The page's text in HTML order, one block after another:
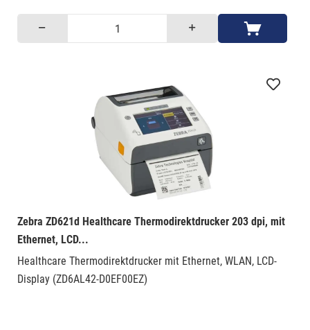
Zebra ZD621d Healthcare Thermodirektdrucker 203 dpi, mit
Ethernet, LCD...
Healthcare Thermodirektdrucker mit Ethernet, WLAN, LCD-
Display (ZD6AL42-D0EF00EZ)